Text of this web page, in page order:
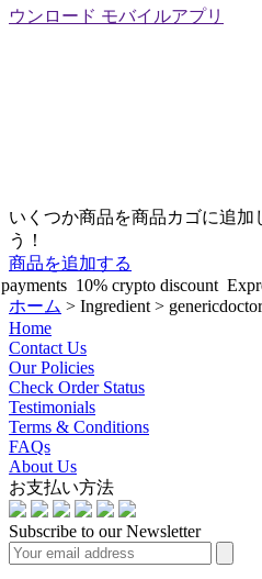
ウンロード モバイルアプリ
いくつか商品を商品カゴに追加
う！
商品を追加する
10% crypto discount
ホーム > Ingredient >
Home
Contact Us
Our Policies
Check Order Status
Testimonials
Terms & Conditions
FAQs
About Us
お支払い方法
Subscribe to our Newsletter